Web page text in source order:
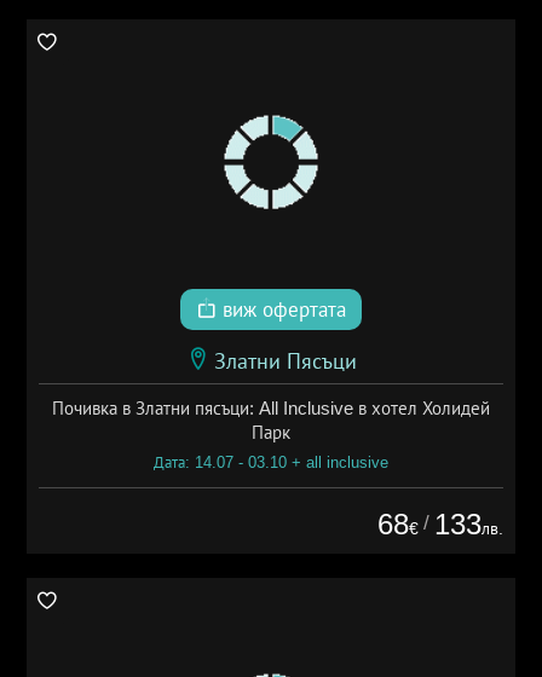
виж офертата
Златни Пясъци
Почивка в Златни пясъци: All Inclusive в хотел Холидей
Парк
Дата: 14.07 - 03.10 + all inclusive
68€ / 133лв.